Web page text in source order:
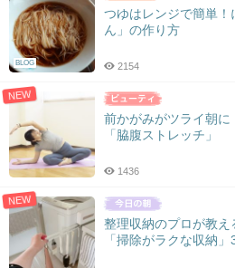
BLOG
つゆはレンジで簡単
ん」の作り方
2154
NEW
前かがみがツライ朝
「脇腹ストレッチ」
1436
NEW
整理収納のプロが教え
「掃除がラクな収納」